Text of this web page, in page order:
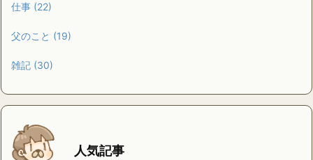
仕事 (22)
父のこと (19)
雑記 (30)
人気記事